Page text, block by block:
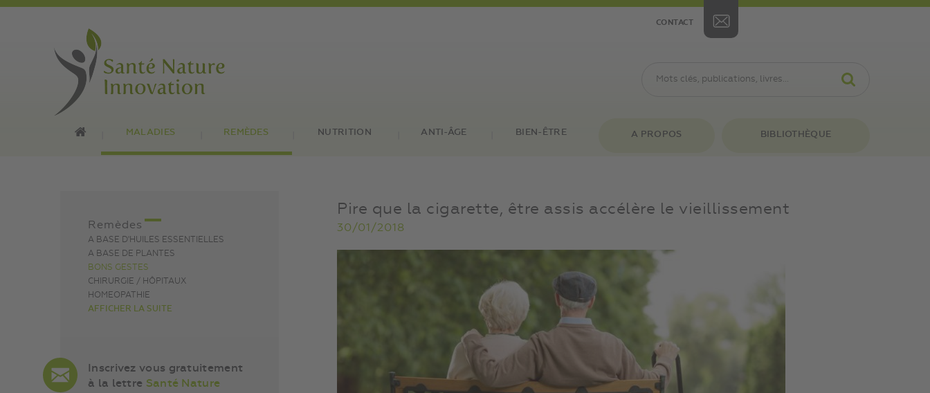
CONTACT
MALADIES REMÈDES NUTRITION ANTI-ÂGE BIEN-ÊTRE A PROPOS BIBLIOTHÈQUE
Remèdes
A BASE D'HUILES ESSENTIELLES
A BASE DE PLANTES
BONS GESTES
CHIRURGIE / HÔPITAUX
HOMEOPATHIE
AFFICHER LA SUITE
Inscrivez vous gratuitement
à la lettre Santé Nature
Pire que la cigarette, être assis accélère le vieillissement
30/01/2018